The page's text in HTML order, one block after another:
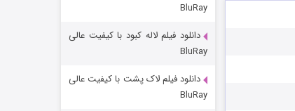
قسمت
BluRay
دانلود فیلم لاله کبود با کیفیت عالی
BluRay
دانلود فیلم لاک پشت با کیفیت عالی
BluRay